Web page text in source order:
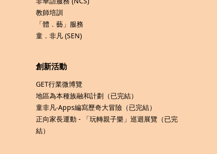
教師培訓
「體．藝」服務
童．非凡 (SEN)
創新活動
GET行業微博覽
地區為本種族融和計劃（已完結）
童非凡‧Apps編寫歷奇大冒險（已完結）
正向家長運動 - 「玩轉親子樂」巡迴展覽（已完
結）